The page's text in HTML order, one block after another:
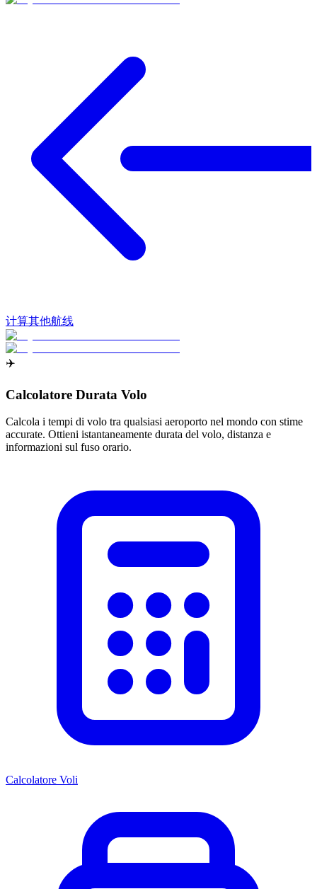
计算其他航线
✈️
Calcolatore Durata Volo
Calcola i tempi di volo tra qualsiasi aeroporto nel mondo con stime
accurate. Ottieni istantaneamente durata del volo, distanza e
informazioni sul fuso orario.
Calcolatore Voli